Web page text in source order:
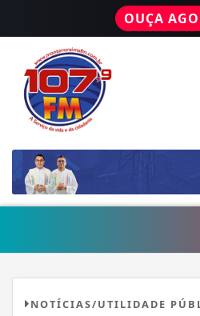
OUÇA
NOTÍCIAS/UTILIDADE